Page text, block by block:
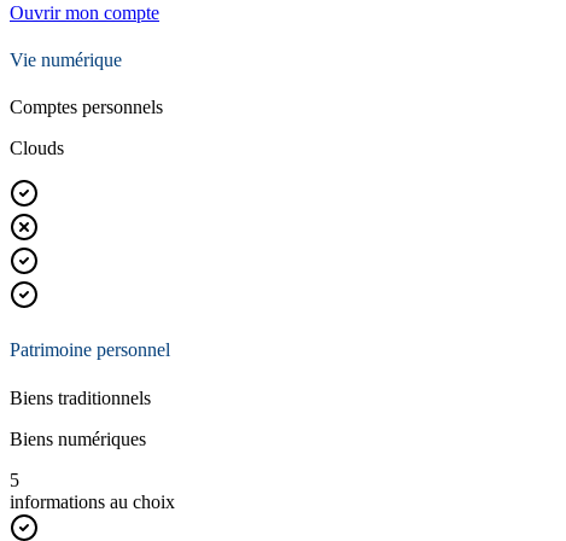
Ouvrir mon compte
Vie numérique
Comptes personnels
Clouds
Patrimoine personnel
Biens traditionnels
Biens numériques
5
informations au choix